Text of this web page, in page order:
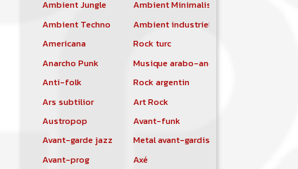
Ambient Jungle
Ambient Minimalist
Ambient Techno
Ambient industriel
Americana
Rock turc
Anarcho Punk
Musique arabo-andalouse
Anti-folk
Rock argentin
Ars subtilior
Art Rock
Austropop
Avant-funk
Avant-garde jazz
Metal avant-gardiste
Avant-prog
Axé